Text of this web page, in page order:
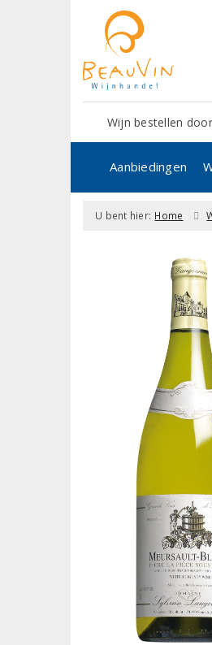
Wijn bestellen
Aanbiedingen
U bent hier: Home